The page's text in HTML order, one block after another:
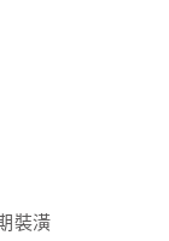
裝潢